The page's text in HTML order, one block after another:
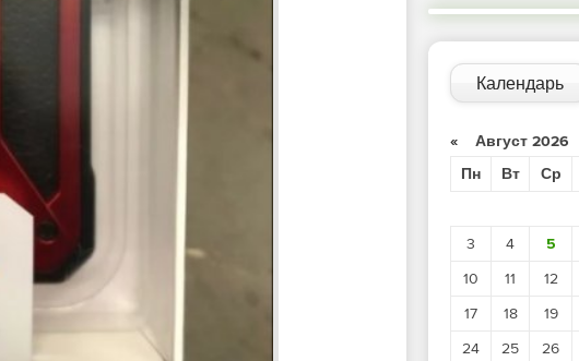
Календарь
« Август 2026
Пн
Вт Ср
3
4 5
10
11 12
17
18 19
24
25 26